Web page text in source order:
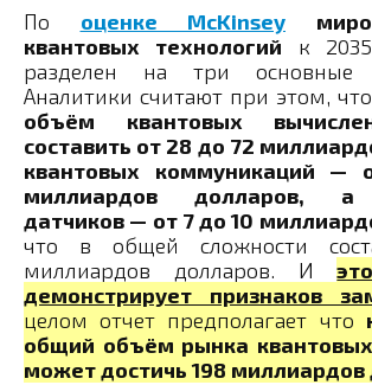
По оценке McKinsey
квантовых технологий к
разделен на три основные
Аналитики считают при этом, что
объём квантовых
составить от 28 до 72
квантовых коммуникаций —
миллиардов долларов, а
датчиков — от 7 до 10
что в общей сложности
миллиардов долларов. И
демонстрирует признаков
целом отчет предполагает что
общий объём рынка
может достичь 198 миллиардов